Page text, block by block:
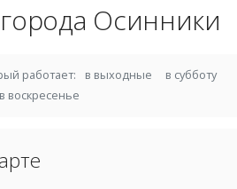
Осинники
работает: в выходные
в субботу
в воскресенье